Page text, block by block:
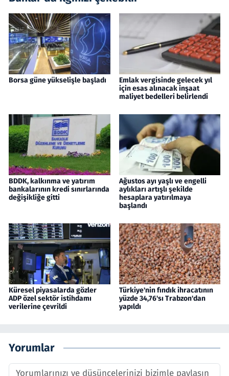
Borsa güne yükselişle başladı
Emlak vergisinde gelecek yıl
için esas alınacak inşaat
maliyet bedelleri belirlendi
BDDK, kalkınma ve yatırım
bankalarının kredi sınırlarında
değişikliğe gitti
Ağustos ayı yaşlı ve engelli
aylıkları artışlı şekilde
hesaplara yatırılmaya
başlandı
Küresel piyasalarda gözler
ADP özel sektör istihdamı
verilerine çevrildi
Türkiye'nin fındık ihracatının
yüzde 34,76'sı Trabzon'dan
yapıldı
Yorumlar